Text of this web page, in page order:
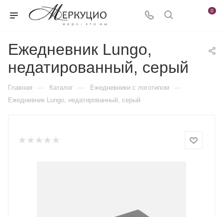
0
Ежедневник Lungo,
недатированный, серый
Главная — Каталог — Ежедневники c логотипом —
Ежедневник Lungo, недатированный, серый